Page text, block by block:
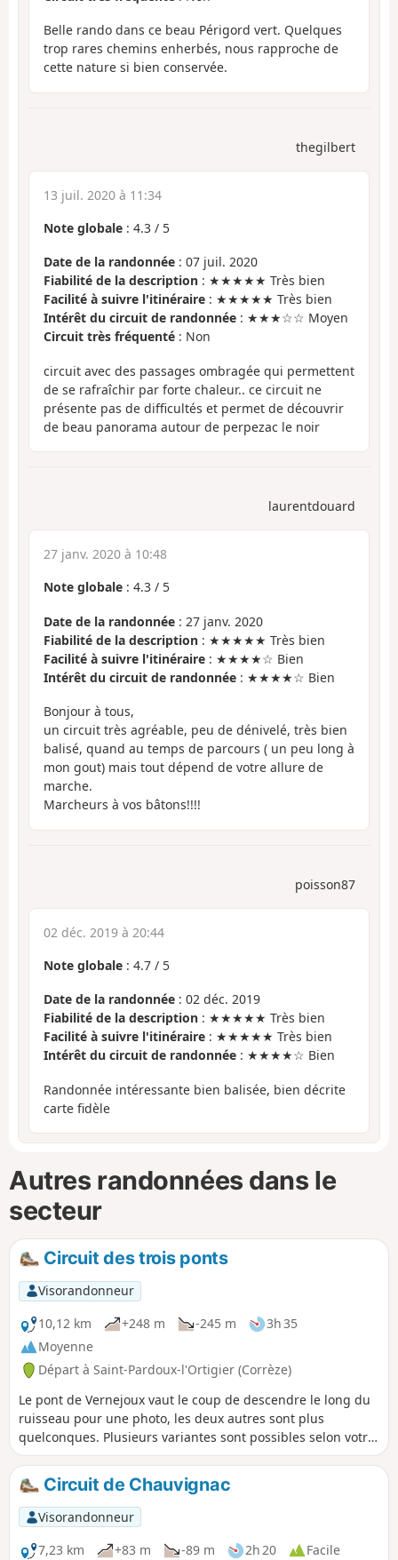
Belle rando dans ce beau Périgord vert. Quelques
trop rares chemins enherbés, nous rapproche de
cette nature si bien conservée.
thegilbert
13 juil. 2020 à 11:34
Note globale : 4.3 / 5
Date de la randonnée : 07 juil. 2020
Fiabilité de la description : ★★★★★ Très bien
Facilité à suivre l'itinéraire : ★★★★★ Très bien
Intérêt du circuit de randonnée : ★★★☆☆ Moyen
Circuit très fréquenté : Non
circuit avec des passages ombragée qui permettent
de se rafraîchir par forte chaleur.. ce circuit ne
présente pas de difficultés et permet de découvrir
de beau panorama autour de perpezac le noir
laurentdouard
27 janv. 2020 à 10:48
Note globale : 4.3 / 5
Date de la randonnée : 27 janv. 2020
Fiabilité de la description : ★★★★★ Très bien
Facilité à suivre l'itinéraire : ★★★★☆ Bien
Intérêt du circuit de randonnée : ★★★★☆ Bien
Bonjour à tous,
un circuit très agréable, peu de dénivelé, très bien
balisé, quand au temps de parcours ( un peu long à
mon gout) mais tout dépend de votre allure de
marche.
Marcheurs à vos bâtons!!!!
poisson87
02 déc. 2019 à 20:44
Note globale : 4.7 / 5
Date de la randonnée : 02 déc. 2019
Fiabilité de la description : ★★★★★ Très bien
Facilité à suivre l'itinéraire : ★★★★★ Très bien
Intérêt du circuit de randonnée : ★★★★☆ Bien
Randonnée intéressante bien balisée, bien décrite
carte fidèle
Autres randonnées dans le
secteur
Circuit des trois ponts
Visorandonneur
10,12 km
+248 m -245 m
3h 35
Moyenne
Départ à Saint-Pardoux-l'Ortigier (Corrèze)
Le pont de Vernejoux vaut le coup de descendre le long du
ruisseau pour une photo, les deux autres sont plus
quelconques. Plusieurs variantes sont possibles selon votre
motivation.
Circuit de Chauvignac
Visorandonneur
7,23 km
+83 m -89 m 2h 20 Facile